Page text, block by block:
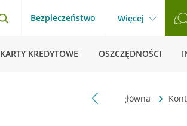
Bezpieczeństwo Więcej
KARTY KREDYTOWE OSZCZĘDNOŚCI
Strona główna